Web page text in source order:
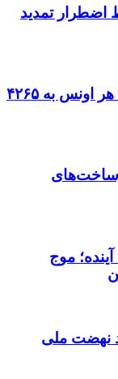
اضطرار تمدید
قیمت جهانی طلا امروز ۱۵ مرداد؛ هر اونس به ۴۲۶۵
در ۷۲ ساعت آینده؛ موج
هزار واحد نهضت ملی